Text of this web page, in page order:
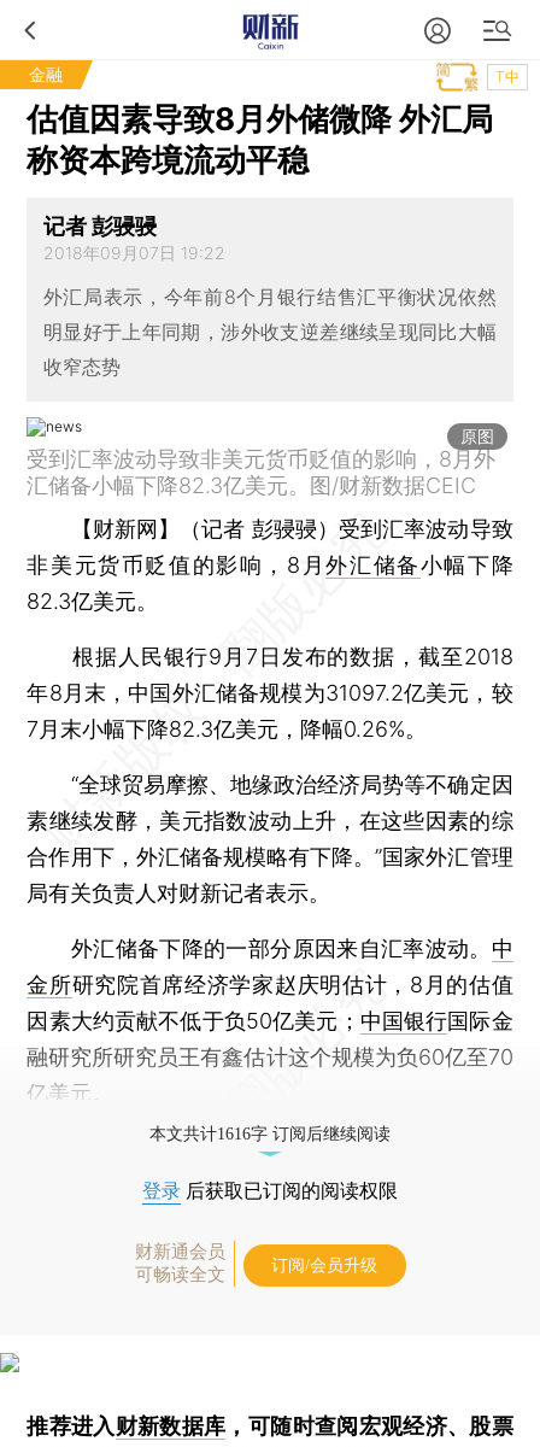
金融 T中
估值因素导致8月外储微降 外汇局
称资本跨境流动平稳
记者 彭骎骎
2018年09月07日 19:22
外汇局表示，今年前8个月银行结售汇平衡状况依然
明显好于上年同期，涉外收支逆差继续呈现同比大幅
收窄态势
原图
受到汇率波动导致非美元货币贬值的影响，8月外
汇储备小幅下降82.3亿美元。图/财新数据CEIC
【财新网】（记者 彭骎骎） 受到汇率波动导致
非美元货币贬值的影响，8月外汇储备小幅下降
82.3亿美元。
根据人民银行9月7日发布的数据，截至2018
年8月末，中国外汇储备规模为31097.2亿美元，较
7月末小幅下降82.3亿美元，降幅0.26%。
“全球贸易摩擦、地缘政治经济局势等不确定因
素继续发酵，美元指数波动上升，在这些因素的综
合作用下，外汇储备规模略有下降。”国家外汇管理
局有关负责人对财新记者表示。
外汇储备下降的一部分原因来自汇率波动。 中
金所研究院首席经济学家赵庆明估计，8月的估值
因素大约贡献不低于负50亿美元； 中国银行国际金
融研究所研究员王有鑫估计这个规模为负60亿至70
亿美元。
本文共计1616字 订阅后继续阅读
登录 后获取已订阅的阅读权限
财新通会员
可畅读全文
订阅/会员升级
推荐进入财新数据库 ，可随时查阅宏观经济、股票